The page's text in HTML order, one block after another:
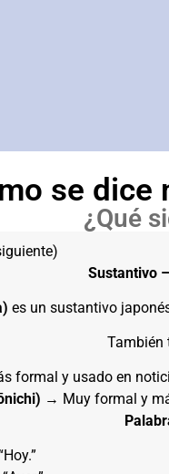
se dice
¿Qué
Sustantivo –
es un sustantivo
También
formal y usado en
→ Muy formal y